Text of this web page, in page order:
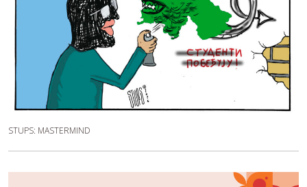
STUPS: MASTERMIND